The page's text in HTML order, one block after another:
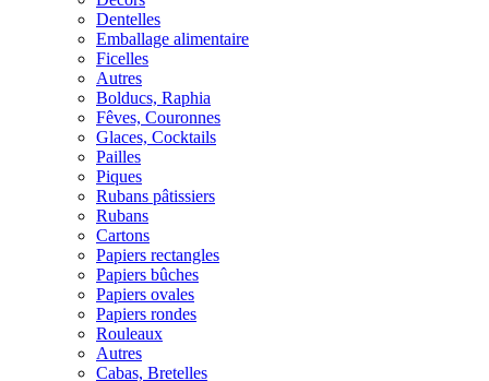
Dentelles
Emballage alimentaire
Ficelles
Autres
Bolducs, Raphia
Fêves, Couronnes
Glaces, Cocktails
Pailles
Piques
Rubans pâtissiers
Rubans
Cartons
Papiers rectangles
Papiers bûches
Papiers ovales
Papiers rondes
Rouleaux
Autres
Cabas, Bretelles